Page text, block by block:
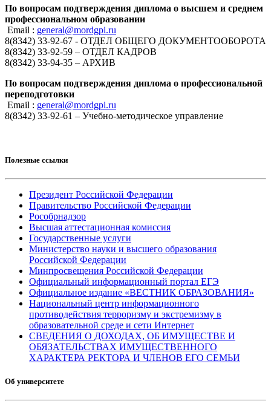
По вопросам подтверждения диплома о высшем и среднем
профессиональном образовании
Email : general@mordgpi.ru
8(8342) 33-92-67 - ОТДЕЛ ОБЩЕГО ДОКУМЕНТООБОРОТА
8(8342) 33-92-59 – ОТДЕЛ КАДРОВ
8(8342) 33-94-35 – АРХИВ
По вопросам подтверждения диплома о профессиональной
переподготовки
Email : general@mordgpi.ru
8(8342) 33-92-61 – Учебно-методическое управление
Полезные ссылки
Президент Российской Федерации
Правительство Российской Федерации
Рособрнадзор
Высшая аттестационная комиссия
Государственные услуги
Министерство науки и высшего образования
Российской Федерации
Минпросвещения Российской Федерации
Официальный информационный портал ЕГЭ
Официальное издание «ВЕСТНИК ОБРАЗОВАНИЯ»
Национальный центр информационного
противодействия терроризму и экстремизму в
образовательной среде и сети Интернет
СВЕДЕНИЯ О ДОХОДАХ, ОБ ИМУЩЕСТВЕ И
ОБЯЗАТЕЛЬСТВАХ ИМУЩЕСТВЕННОГО
ХАРАКТЕРА РЕКТОРА И ЧЛЕНОВ ЕГО СЕМЬИ
Об университете